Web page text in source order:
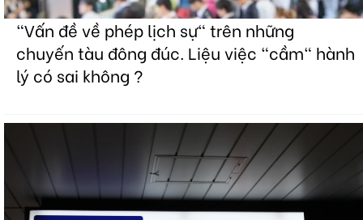
"Vấn đề về phép lịch sự" trên những
chuyến tàu đông đúc. Liệu việc "cầm" hành
lý có sai không ?